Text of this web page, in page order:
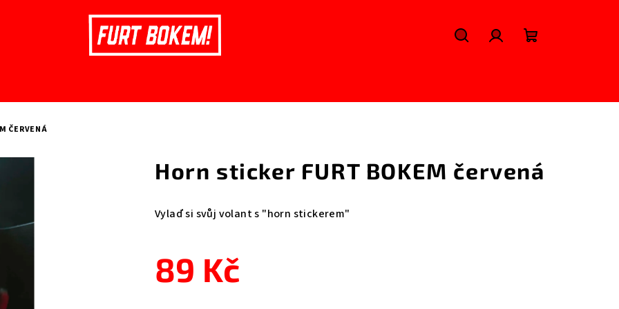
ČERVENÁ
Horn sticker FURT BOKEM červená
Vylaď si svůj volant s "horn stickerem"
89 Kč